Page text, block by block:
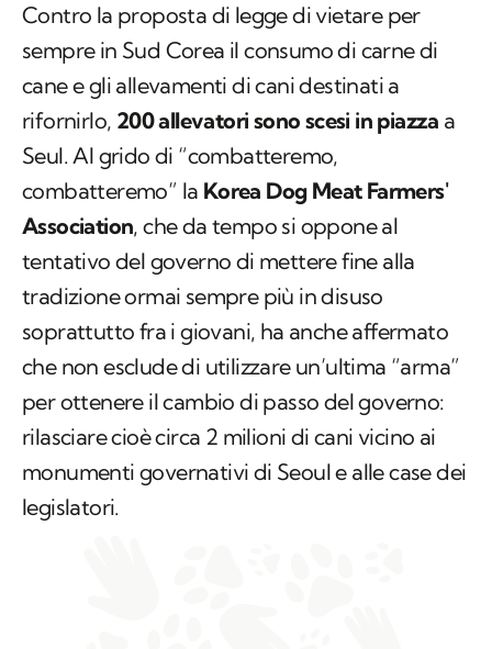
Contro la proposta di legge di vietare per
sempre in Sud Corea il consumo di carne di
cane e gli allevamenti di cani destinati a
rifornirlo, 200 allevatori sono scesi in piazza a
Seul. Al grido di “combatteremo,
combatteremo” la Korea Dog Meat Farmers'
Association, che da tempo si oppone al
tentativo del governo di mettere fine alla
tradizione ormai sempre più in disuso
soprattutto fra i giovani, ha anche affermato
che non esclude di utilizzare un’ultima “arma”
per ottenere il cambio di passo del governo:
rilasciare cioè circa 2 milioni di cani vicino ai
monumenti governativi di Seoul e alle case dei
legislatori.